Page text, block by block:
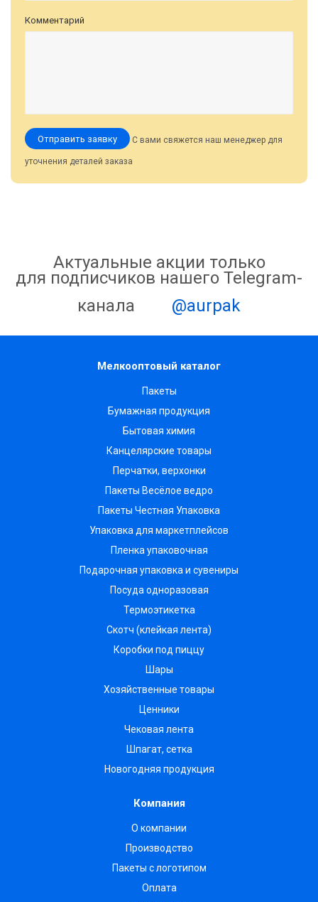
Комментарий
Отправить заявку С вами свяжется наш менеджер для
уточнения деталей заказа
Актуальные акции только
для подписчиков нашего Telegram-
канала
@aurpak
Мелкооптовый каталог
Пакеты
Бумажная продукция
Бытовая химия
Канцелярские товары
Перчатки, верхонки
Пакеты Весёлое ведро
Пакеты Честная Упаковка
Упаковка для маркетплейсов
Пленка упаковочная
Подарочная упаковка и сувениры
Посуда одноразовая
Термоэтикетка
Скотч (клейкая лента)
Коробки под пиццу
Шары
Хозяйственные товары
Ценники
Чековая лента
Шпагат, сетка
Новогодняя продукция
Компания
О компании
Производство
Пакеты с логотипом
Оплата